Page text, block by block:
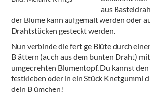
aus
der Blume kann aufgemalt werden oder
Drahtstücken gesteckt werden.
Nun verbinde die fertige Blüte durch
Blättern (auch aus dem bunten Draht)
umgedrehten Blumentopf. Du kannst
festkleben oder in ein Stück Knetgummi
dein Blümchen!